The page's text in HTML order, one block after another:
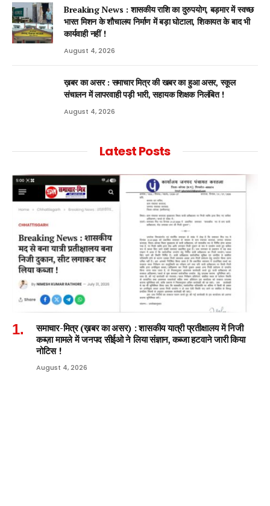
Breaking News : शासकीय राशि का दुरुपयोग, बड़मार में स्वच्छ
भारत मिशन के शौचालय निर्माण में बड़ा घोटाला, शिकायत के बाद भी
कार्यवाही नहीं !
August 4, 2026
ख़बर का असर : समाचार मित्र की खबर का हुआ असर, स्कूल
संचालन में लापरवाही पड़ी भारी, सहायक शिक्षक निलंबित !
August 4, 2026
Latest Posts
समाचार-मित्र (ख़बर का असर) : शासकीय यात्री प्रतीक्षालय में निजी
कब्ज़ा मामले में जनपद सीईओ ने लिया संज्ञान, कब्जा हटवाने जारी किया
नोटिस !
August 4, 2026